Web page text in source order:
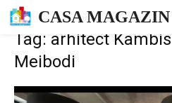
CASA MAGAZIN
Tag: arhitect
Meibodi